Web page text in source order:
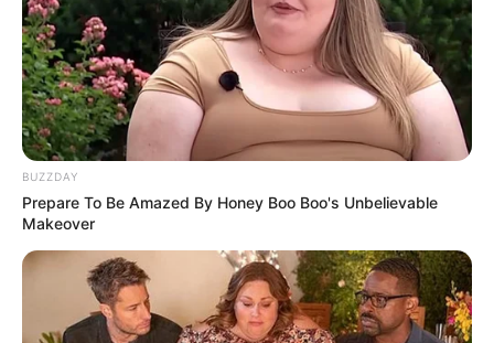
BUZZDAY
Prepare To Be Amazed By Honey Boo Boo's Unbelievable
Makeover